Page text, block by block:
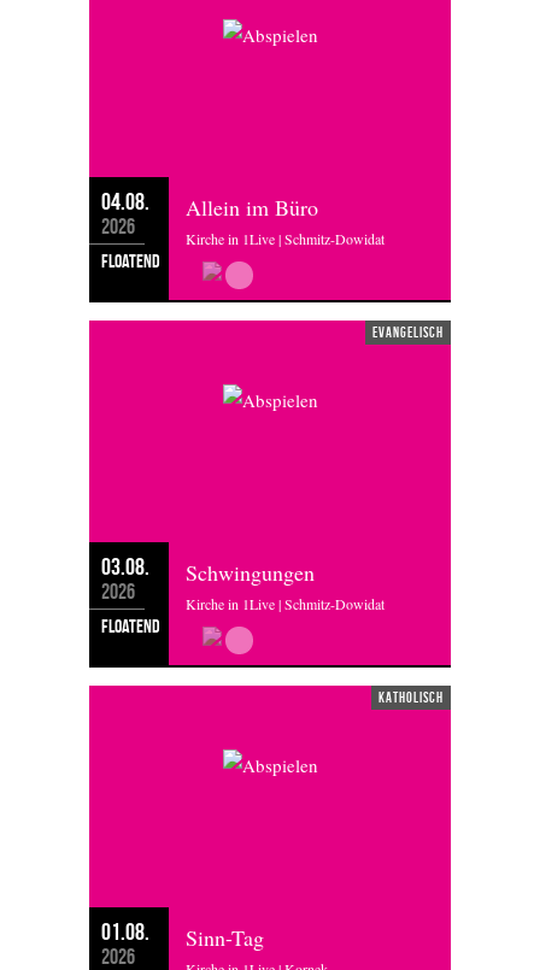
04.08.
2026
floatend
Allein im Büro
Kirche in 1Live | Schmitz-Dowidat
evangelisch
03.08.
2026
floatend
Schwingungen
Kirche in 1Live | Schmitz-Dowidat
katholisch
01.08.
2026
Sinn-Tag